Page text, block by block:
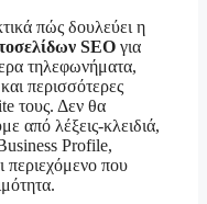
πώς δουλεύει η
SEO για
τηλεφωνήματα,
περισσότερες
τους. Δεν θα
από λέξεις-κλειδιά,
Profile,
περιεχόμενο που